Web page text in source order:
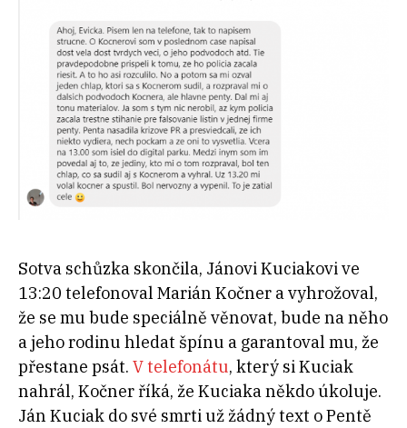
Sotva schůzka skončila, Jánovi Kuciakovi ve
13:20 telefonoval Marián Kočner a vyhrožoval,
že se mu bude speciálně věnovat, bude na něho
a jeho rodinu hledat špínu a garantoval mu, že
přestane psát. V telefonátu, který si Kuciak
nahrál, Kočner říká, že Kuciaka někdo úkoluje.
Ján Kuciak do své smrti už žádný text o Pentě